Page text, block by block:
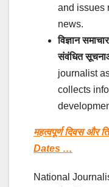
and issues
news.
विज्ञान
संवंधित
journalist
collects
महत्वपूर्ण दिवस और
Dates …
National